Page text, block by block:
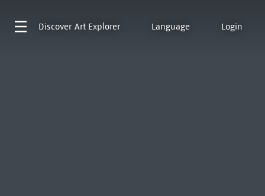
Discover Art Explorer Language Login